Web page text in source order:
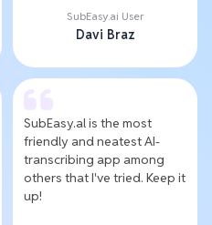
SubEasy.ai User
Davi Braz
SubEasy.al is the most
friendly and neatest AI-
transcribing app among
others that I've tried. Keep it
up!